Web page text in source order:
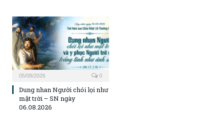
05/08/2026 0
Dung nhan Người chói lọi như
mặt trời – SN ngày
06.08.2026